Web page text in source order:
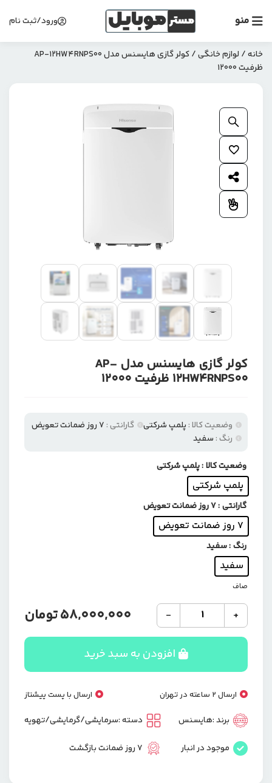
منو ورود/ثبت نام
خانه/ لوازم خانگی
/ کولر گازی هایسنس مدل AP-12HW4RNPS00
ظرفیت 12000
کولر گازی هایسنس مدل AP-
12HW4RNPS00 ظرفیت 12000
وضعیت کالا : پلمپ شرکتی گارانتی : 7 روز ضمانت تعویض
رنگ : سفید
وضعیت کالا: پلمپ شرکتی
پلمپ شرکتی
گارانتی: 7 روز ضمانت تعویض
7 روز ضمانت تعویض
رنگ: سفید
سفید
صاف
+کولر
گازی
هایسنس
AP-
12HW4RNPS00
ظرفیت
12000
عدد
-
58,000,000تومان
افزودن به سبد خرید
ارسال 2 ساعته در تهران ارسال با پست پیشتاز
برند :هایسنس
موجود در انبار
دسته :سرمایشی/گرمایشی/تهویه
7 روز ضمانت بازگشت